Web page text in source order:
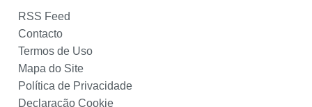
RSS Feed
Contacto
Termos de Uso
Mapa do Site
Política de Privacidade
Declaração Cookie